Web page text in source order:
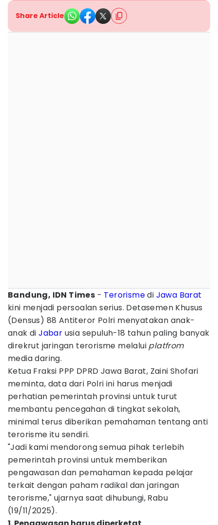
Share Article
Bandung, IDN Times - Terorismedi Jawa Barat
kini menjadi persoalan serius. Detasemen Khusus
(Densus) 88 Antiteror Polri menyatakan anak-
anak diJabar usia sepuluh-18 tahun paling banyak
direkrut jaringan terorisme melalui platfrom
media daring.
Ketua Fraksi PPP DPRD Jawa Barat, Zaini Shofari
meminta, data dari Polri ini harus menjadi
perhatian pemerintah provinsi untuk turut
membantu pencegahan di tingkat sekolah,
minimal terus diberikan pemahaman tentang anti
terorisme itu sendiri.
"Jadi kami mendorong semua pihak terlebih
pemerintah provinsi untuk memberikan
pengawasan dan pemahaman kepada pelajar
terkait dengan paham radikal dan jaringan
terorisme," ujarnya saat dihubungi, Rabu
(19/11/2025).